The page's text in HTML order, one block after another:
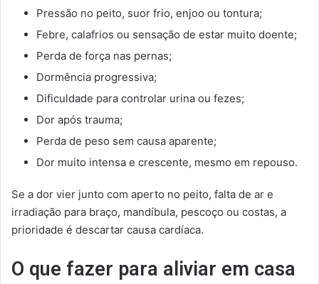
Pressão no peito, suor frio, enjoo ou tontura;
Febre, calafrios ou sensação de estar muito doente;
Perda de força nas pernas;
Dormência progressiva;
Dificuldade para controlar urina ou fezes;
Dor após trauma;
Perda de peso sem causa aparente;
Dor muito intensa e crescente, mesmo em repouso.
Se a dor vier junto com aperto no peito, falta de ar e
irradiação para braço, mandíbula, pescoço ou costas, a
prioridade é descartar causa cardíaca.
O que fazer para aliviar em casa